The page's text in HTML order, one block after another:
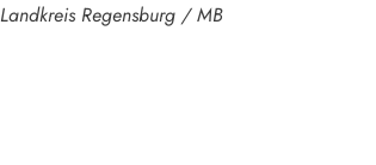
Landkreis Regensburg / MB